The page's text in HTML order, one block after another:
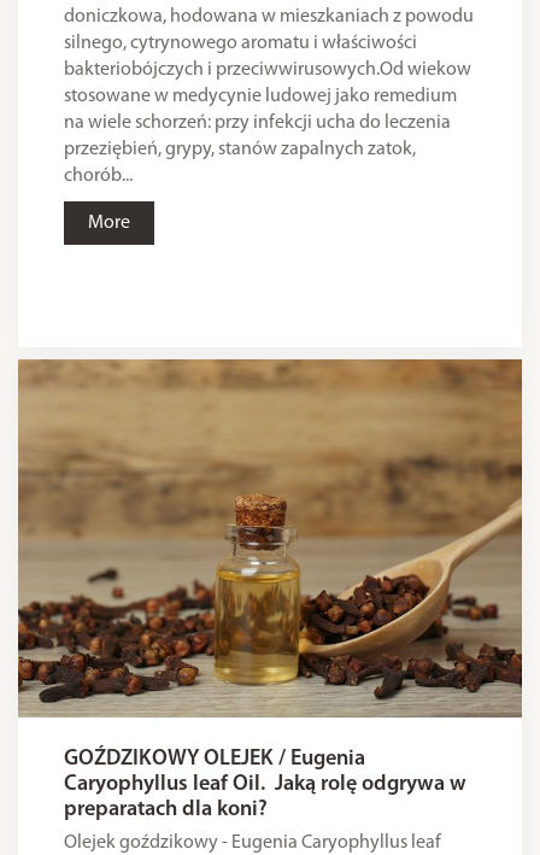
doniczkowa, hodowana w mieszkaniach z powodu
silnego, cytrynowego aromatu i właściwości
bakteriobójczych i przeciwwirusowych.Od wiekow
stosowane w medycynie ludowej jako remedium
na wiele schorzeń: przy infekcji ucha do leczenia
przeziębień, grypy, stanów zapalnych zatok,
chorób...
More
GOŹDZIKOWY OLEJEK / Eugenia
Caryophyllus leaf Oil. Jaką rolę odgrywa w
preparatach dla koni?
Olejek goździkowy - Eugenia Caryophyllus leaf